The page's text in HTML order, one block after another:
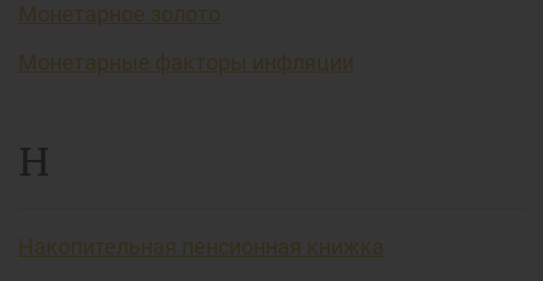
Монетарное золото
Монетарные факторы инфляции
Н
Накопительная пенсионная книжка